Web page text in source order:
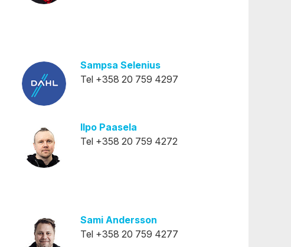
Sampsa Selenius
Tel +358 20 759 4297
Ilpo Paasela
Tel +358 20 759 4272
Sami Andersson
Tel +358 20 759 4277